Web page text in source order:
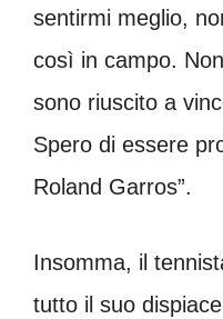
sentirmi meglio,
così in campo.
sono riuscito a
Spero di essere
Roland Garros”.
Insomma, il
tutto il suo